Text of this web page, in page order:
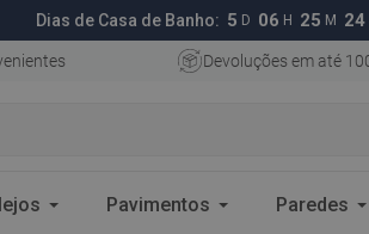
Dias de Casa de Banho: 5 D 06 H 25 M 23
Devoluções em até
Pavimentos Paredes